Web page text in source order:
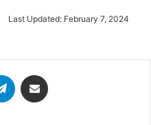
Last Updated: February 7, 2024